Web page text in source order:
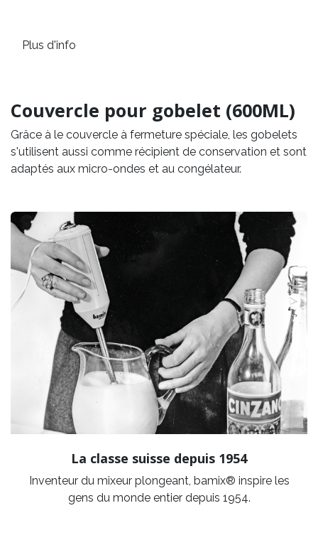
Plus d'info
Couvercle pour gobelet (600ML)
Grâce à le couvercle à fermeture spéciale, les gobelets
s'utilisent aussi comme récipient de conservation et sont
adaptés aux micro-ondes et au congélateur.
La classe suisse depuis 1954
Inventeur du mixeur plongeant, bamix® inspire les
gens du monde entier depuis 1954.